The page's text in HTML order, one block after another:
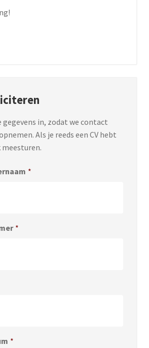
gegevens in, zodat we contact
Als je reeds een CV hebt
meesturen.
*
*
*